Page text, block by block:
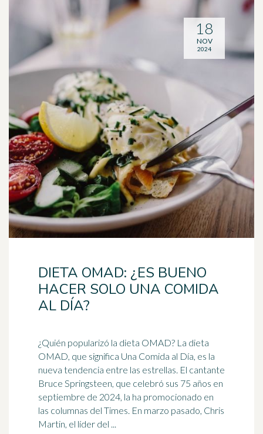
DIETA OMAD: ¿ES BUENO
HACER SOLO UNA COMIDA
AL DÍA?
¿Quién popularizó la dieta OMAD? La dieta
OMAD, que significa Una Comida al Día, es la
nueva tendencia entre las estrellas. El cantante
Bruce Springsteen, que celebró sus 75 años en
septiembre de 2024, la ha promocionado en
las columnas del Times. En marzo pasado, Chris
Martin, el líder del ...
18
NOV
2024